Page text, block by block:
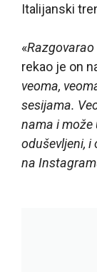
Italijanski
«
rekao je on
veoma,
sesijama.
nama i
oduševljeni, i
na